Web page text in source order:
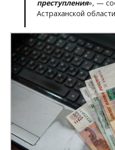
преступления», —
Астраханской